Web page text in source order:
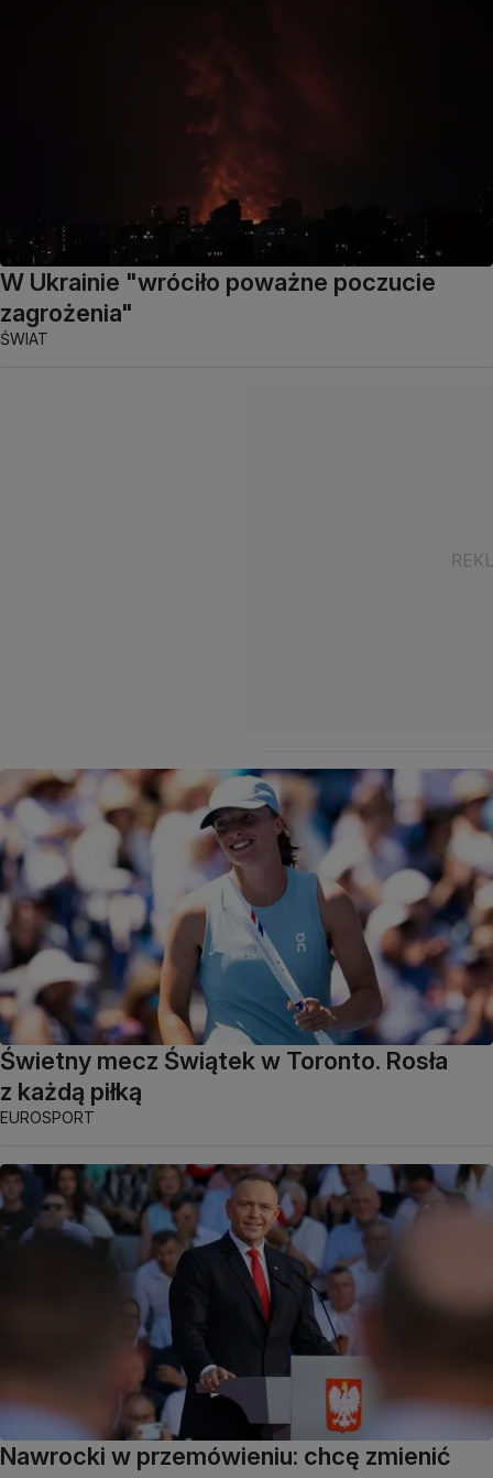
W Ukrainie "wróciło poważne poczucie
zagrożenia"
ŚWIAT
Świetny mecz Świątek w Toronto. Rosła
z każdą piłką
EUROSPORT
Nawrocki w przemówieniu: chcę zmienić